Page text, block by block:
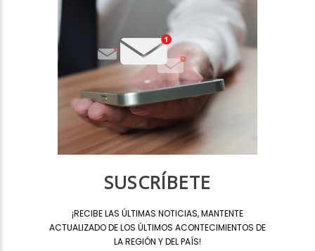
SUSCRÍBETE
¡RECIBE LAS ÚLTIMAS NOTICIAS, MANTENTE
ACTUALIZADO DE LOS ÚLTIMOS ACONTECIMIENTOS DE
LA REGIÓN Y DEL PAÍS!